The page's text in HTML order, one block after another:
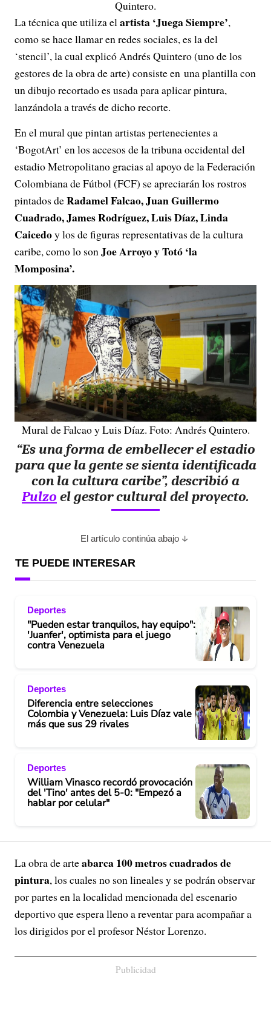
Quintero.
La técnica que utiliza elartista ‘Juega Siempre’,
como se hace llamar en redes sociales, es la del
‘stencil’, la cual explicó Andrés Quintero (uno de los
gestores de la obra de arte) consiste en una plantilla con
un dibujo recortado es usada para aplicar pintura,
lanzándola a través de dicho recorte.
En el mural que pintan artistas pertenecientes a
‘BogotArt’ en los accesos de la tribuna occidental del
estadio Metropolitano gracias al apoyo de la Federación
Colombiana de Fútbol (FCF) se apreciarán los rostros
pintados deRadamel Falcao, Juan Guillermo
Cuadrado, James Rodríguez, Luis Díaz, Linda
Caicedoy los de figuras representativas de la cultura
caribe, como lo sonJoe Arroyo y Totó ‘la
Momposina’.
Mural de Falcao y Luis Díaz. Foto: Andrés Quintero.
“Es una forma de embellecer el estadio
para que la gente se sienta identificada
con la cultura caribe”, describió a
Pulzo el gestor cultural del proyecto.
El artículo continúa abajo
TE PUEDE INTERESAR
Deportes
"Pueden estar tranquilos, hay equipo":
'Juanfer', optimista para el juego
contra Venezuela
Deportes
Diferencia entre selecciones
Colombia y Venezuela: Luis Díaz vale
más que sus 29 rivales
Deportes
William Vinasco recordó provocación
del 'Tino' antes del 5-0: "Empezó a
hablar por celular"
La obra de arteabarca 100 metros cuadrados de
pintura, los cuales no son lineales y se podrán observar
por partes en la localidad mencionada del escenario
deportivo que espera lleno a reventar para acompañar a
los dirigidos por el profesor Néstor Lorenzo.
Publicidad